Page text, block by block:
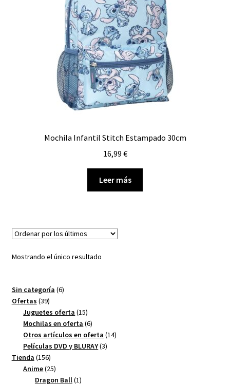
Mochila Infantil Stitch Estampado 30cm
16,99 €
Leer más
Mostrando el único resultado
Sin categoría 66
Ofertas 3939
productos
Juguetes oferta 1515
productos
Mochilas en oferta 66
productos
Otros artículos en oferta 1414
Películas DVD y BLURAY 33
Tienda 156156
productos
Anime 2525
productos
Dragon Ball 11